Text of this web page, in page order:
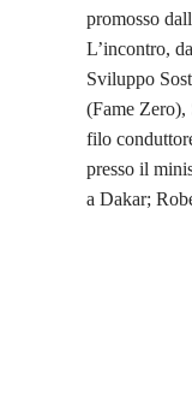
promosso
L’incontro,
Sviluppo
(Fame Zero),
filo
presso il
a Dakar;